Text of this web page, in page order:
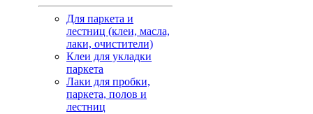
Для паркета и
лестниц (клеи, масла,
лаки, очистители)
Клеи для укладки
паркета
Лаки для пробки,
паркета, полов и
лестниц